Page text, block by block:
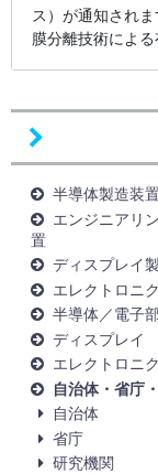
半導体製造装
エンジニアリ
置
ディスプレイ
エレクトロニ
半導体／電子
ディスプレイ
エレクトロニ
自治体・省庁
自治体
省庁
研究機関
ス）が通知されま
膜分離技術によ